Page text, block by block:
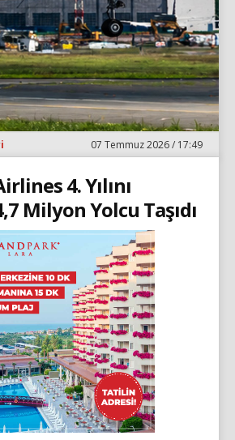
07 Temmuz 2026 / 17:49
4. Yılını
Milyon Yolcu Taşıdı